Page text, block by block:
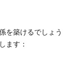
を築けるでしょう
ます：